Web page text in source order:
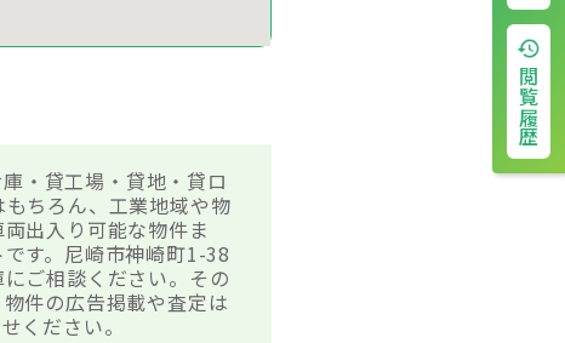
閲覧履歴
・貸工場・貸地・貸ロ
ちろん、工業地域や物
出入り可能な物件ま
す。尼崎市神崎町1-38
ご相談ください。その
件の広告掲載や査定は
ください。